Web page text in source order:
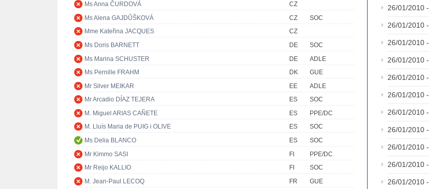
Ms Anna ČURDOVÁ
CZ
Ms Alena GAJDŮŠKOVÁ
CZ
SOC
Mme Kateřina JACQUES
CZ
Ms Doris BARNETT
DE
SOC
Ms Marina SCHUSTER
DE
ADLE
Ms Pernille FRAHM
DK
GUE
Mr Silver MEIKAR
EE
ADLE
Mr Arcadio DÍAZ TEJERA
ES
SOC
M. Miguel ARIAS CAÑETE
ES
PPE/DC
M. Lluís Maria de PUIG i OLIVE
ES
SOC
Ms Delia BLANCO
ES
SOC
Mr Kimmo SASI
FI
PPE/DC
Mr Reijo KALLIO
FI
SOC
M. Jean-Paul LECOQ
FR
GUE
26/01/2010 -
26/01/2010 -
26/01/2010 -
26/01/2010 -
26/01/2010 -
26/01/2010 -
26/01/2010 -
26/01/2010 -
26/01/2010 -
26/01/2010 -
26/01/2010 -